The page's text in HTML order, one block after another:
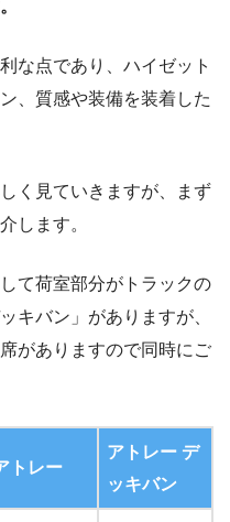
な点であり、ハイゼット
、質感や装備を装着した
く見ていきますが、まず
します。
て荷室部分がトラックの
キバン」がありますが、
がありますので同時にご
トレー
アトレー デ
ッキバン